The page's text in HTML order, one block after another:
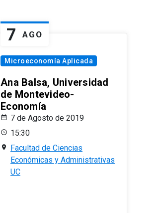
7 AGO
Microeconomía Aplicada
Ana Balsa, Universidad
de Montevideo-
Economía
7 de Agosto de 2019
15:30
Facultad de Ciencias
Económicas y Administrativas
UC